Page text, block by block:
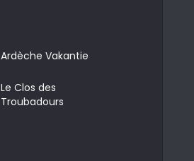
Ardèche Vakantie
Le Clos des
Troubadours